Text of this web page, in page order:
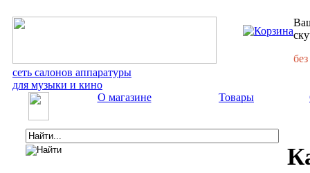
сеть салонов аппаратуры
для музыки и кино
О магазине Товары